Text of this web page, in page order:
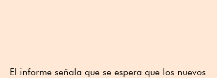
El informe señala que se espera que los nuevos